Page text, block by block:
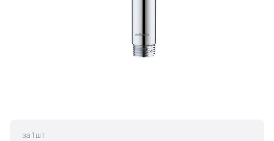
за 1 шт